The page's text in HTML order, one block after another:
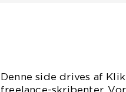
Denne side drives af
freelance-skribenter.